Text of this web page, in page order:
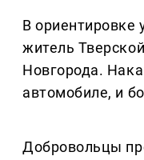
В ориентировке
житель
Новгорода.
автомобиле, и
Добровольцы